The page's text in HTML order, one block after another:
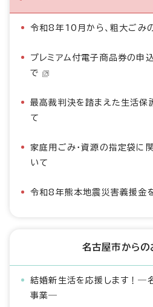
令和8年10月から、粗大ごみ
プレミアム付電子商品券の申
で
最高裁判決を踏まえた生活保
て
家庭用ごみ・資源の指定袋に
いて
令和8年熊本地震災害義援金
名古屋市からの
結婚新生活を応援します！―
事業―